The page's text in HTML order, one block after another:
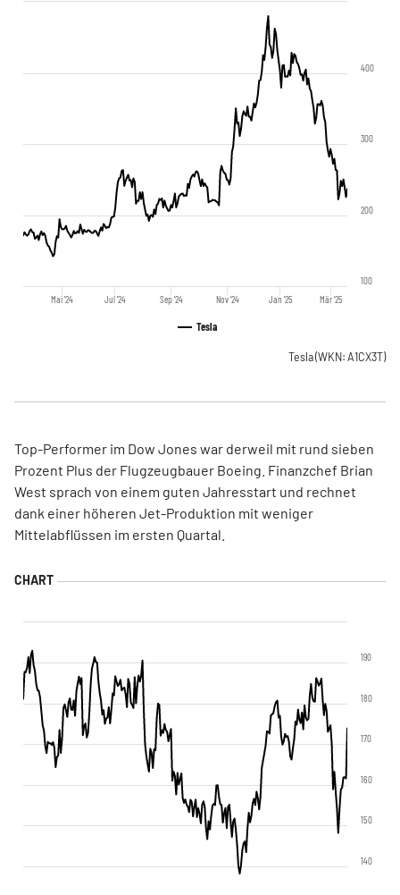
Tesla
Mai '24 Jul '24 Sep '24 Nov '24 Jan '25 Mär '25
100
200
300
400
Tesla(WKN: A1CX3T)
Top-Performer im Dow Jones war derweil mit rund sieben
Prozent Plus der Flugzeugbauer Boeing. Finanzchef Brian
West sprach von einem guten Jahresstart und rechnet
dank einer höheren Jet-Produktion mit weniger
Mittelabflüssen im ersten Quartal.
140
150
160
170
180
190